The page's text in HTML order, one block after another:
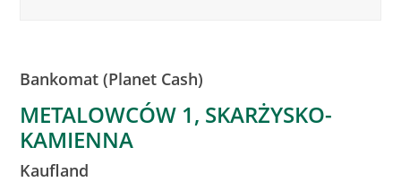
Bankomat (Planet Cash)
METALOWCÓW 1, SKARŻYSKO-
KAMIENNA
Kaufland